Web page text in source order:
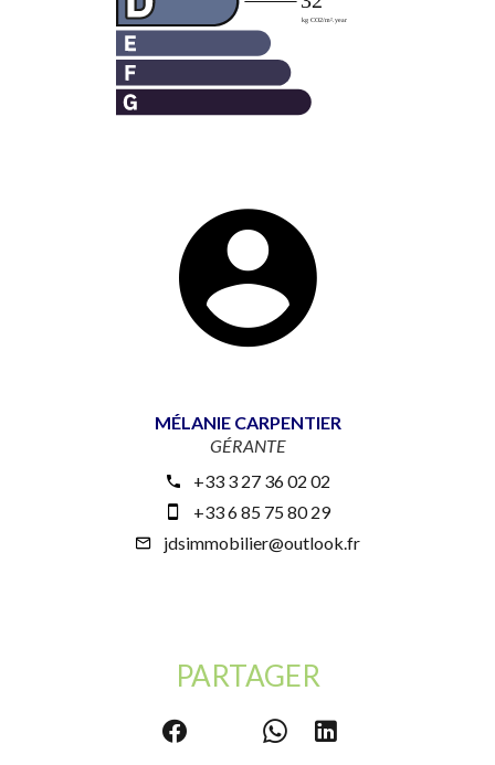
MÉLANIE CARPENTIER
GÉRANTE
+33 3 27 36 02 02
+33 6 85 75 80 29
jdsimmobilier@outlook.fr
PARTAGER